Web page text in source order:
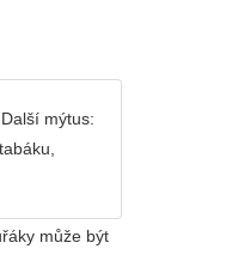
mýtus:
může být